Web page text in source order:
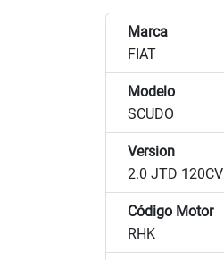
Marca
FIAT
Modelo
SCUDO
Version
2.0 JTD 120CV
Código Motor
RHK